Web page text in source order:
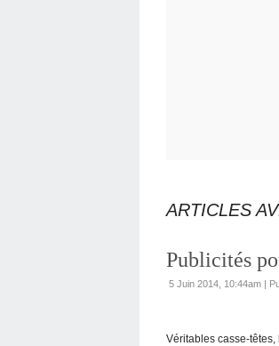
ARTICLES
Publicités
5 Juin 2014, 10:44am |
Véritables casse-